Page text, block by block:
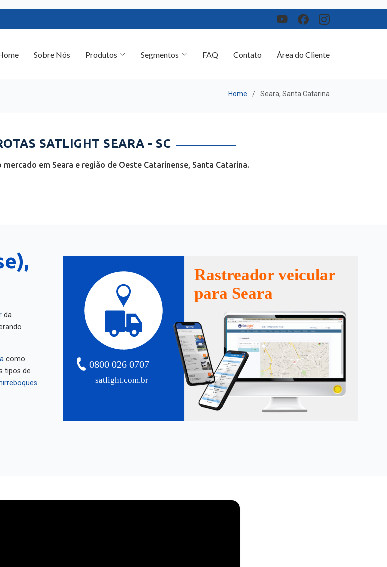
SATLIGHT SEARA - SC
em Seara e região de Oeste Catarinense, Santa Catarina.
da
tipos de
satlight.com.br
0800 026 0707
Rastreador veicular
para Seara